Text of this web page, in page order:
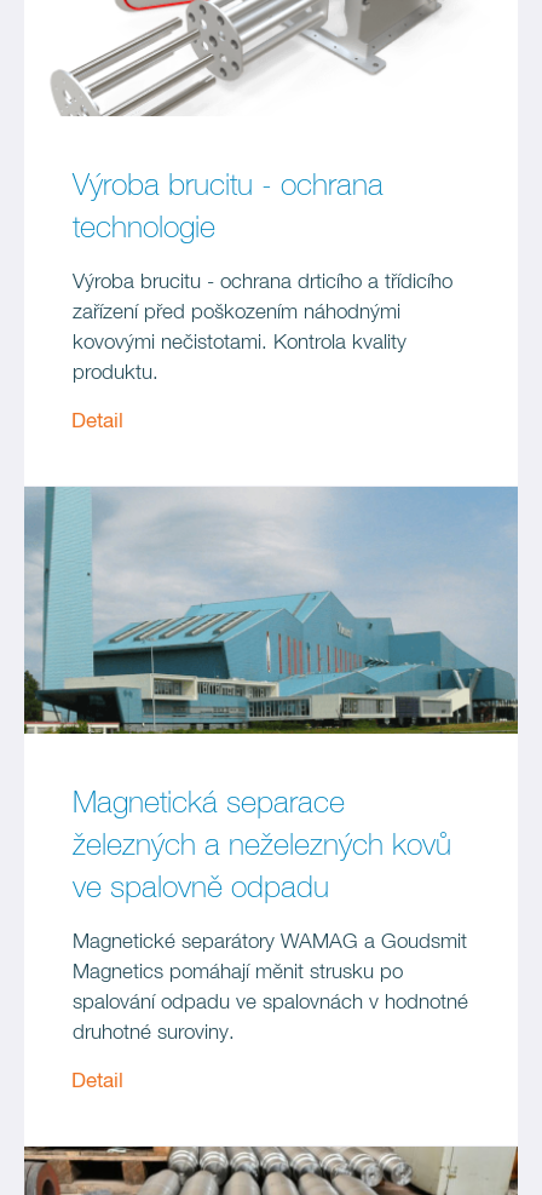
Výroba brucitu - ochrana
technologie
Výroba brucitu - ochrana drticího a třídicího
zařízení před poškozením náhodnými
kovovými nečistotami. Kontrola kvality
produktu.
Detail
Magnetická separace
železných a neželezných kovů
ve spalovně odpadu
Magnetické separátory WAMAG a Goudsmit
Magnetics pomáhají měnit strusku po
spalování odpadu ve spalovnách v hodnotné
druhotné suroviny.
Detail